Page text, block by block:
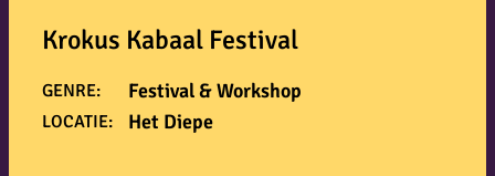
Krokus Kabaal Festival
GENRE: Festival & Workshop
LOCATIE: Het Diepe